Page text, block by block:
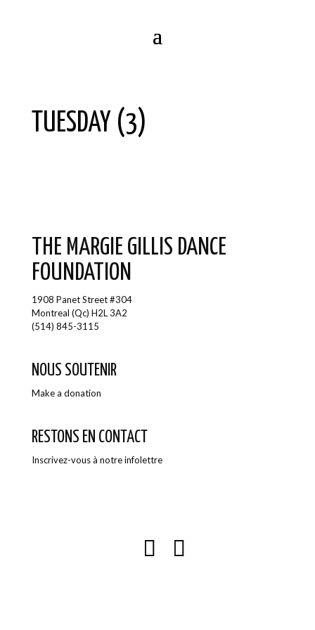
TUESDAY (3)
THE MARGIE GILLIS DANCE
FOUNDATION
1908 Panet Street #304
Montreal (Qc) H2L 3A2
(514) 845-3115
NOUS SOUTENIR
Make a donation
RESTONS EN CONTACT
Inscrivez-vous à notre infolettre